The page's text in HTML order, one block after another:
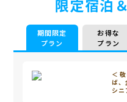
限定宿泊
期間限定
プラン
お得な
プラン
＜
ば、
シ